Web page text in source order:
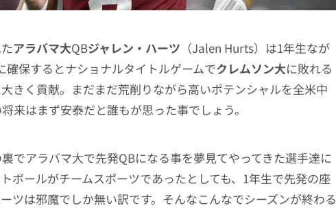
アラバマ大QBジャレン・ハーツ （Jalen Hurts）は1年生なが
確保するとナショナルタイトルゲームでクレムソン大に敗れる
きく貢献。まだまだ荒削りながら高いポテンシャルを全米中
来はまず安泰だと誰もが思った事でしょう。
でアラバマ大で先発QBになる事を夢見てやってきた選手達に
ボールがチームスポーツであったとしても、1年生で先発の座
ツは邪魔でしか無い訳です。そんなこんなでシーズンが終わる